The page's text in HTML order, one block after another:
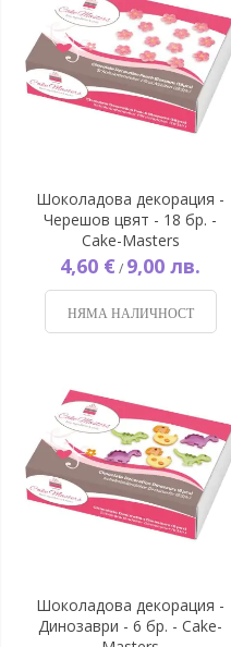
Шоколадова декорация -
Черешов цвят - 18 бр. -
Cake-Masters
4,60 € / 9,00 лв.
НЯМА НАЛИЧНОСТ
Шоколадова декорация -
Динозаври - 6 бр. - Cake-